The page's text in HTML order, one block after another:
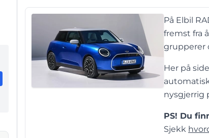
På Elbil
fremst fra
grupperer
Her på
nysgjerrig
PS! Du
Sjekk